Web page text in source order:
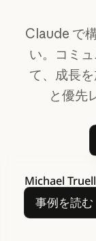
Claude で
い。コミ
て、成長
と優先
Michael
事例を読む
事例を